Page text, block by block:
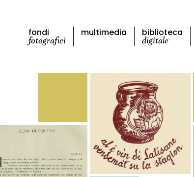
fondi
fotografici
multimedia biblioteca
digitale